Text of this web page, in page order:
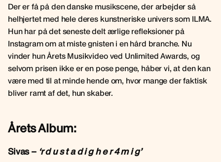
Der er få på den danske musikscene, der arbejder så
helhjertet med hele deres kunstneriske univers som ILMA.
Hun har på det seneste delt ærlige refleksioner på
Instagram om at miste gnisten i en hård branche. Nu
vinder hun Årets Musikvideo ved Unlimited Awards, og
selvom prisen ikke er en pose penge, håber vi, at den kan
være med til at minde hende om, hvor mange der faktisk
bliver ramt af det, hun skaber.
Årets Album:
Sivas – ‘r d u s t a d i g h e r 4 m i g’